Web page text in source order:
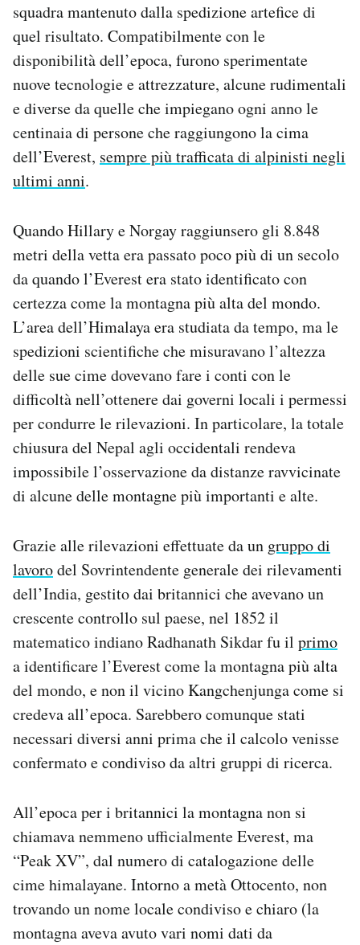
squadra mantenuto dalla spedizione artefice di
quel risultato. Compatibilmente con le
disponibilità dell’epoca, furono sperimentate
nuove tecnologie e attrezzature, alcune rudimentali
e diverse da quelle che impiegano ogni anno le
centinaia di persone che raggiungono la cima
dell’Everest, sempre più trafficata di alpinisti negli
ultimi anni.
Quando Hillary e Norgay raggiunsero gli 8.848
metri della vetta era passato poco più di un secolo
da quando l’Everest era stato identificato con
certezza come la montagna più alta del mondo.
L’area dell’Himalaya era studiata da tempo, ma le
spedizioni scientifiche che misuravano l’altezza
delle sue cime dovevano fare i conti con le
difficoltà nell’ottenere dai governi locali i permessi
per condurre le rilevazioni. In particolare, la totale
chiusura del Nepal agli occidentali rendeva
impossibile l’osservazione da distanze ravvicinate
di alcune delle montagne più importanti e alte.
Grazie alle rilevazioni effettuate da un gruppo di
lavorodel Sovrintendente generale dei rilevamenti
dell’India, gestito dai britannici che avevano un
crescente controllo sul paese, nel 1852 il
matematico indiano Radhanath Sikdar fu il primo
a identificare l’Everest come la montagna più alta
del mondo, e non il vicino Kangchenjunga come si
credeva all’epoca. Sarebbero comunque stati
necessari diversi anni prima che il calcolo venisse
confermato e condiviso da altri gruppi di ricerca.
All’epoca per i britannici la montagna non si
chiamava nemmeno ufficialmente Everest, ma
“Peak XV”, dal numero di catalogazione delle
cime himalayane. Intorno a metà Ottocento, non
trovando un nome locale condiviso e chiaro (la
montagna aveva avuto vari nomi dati da